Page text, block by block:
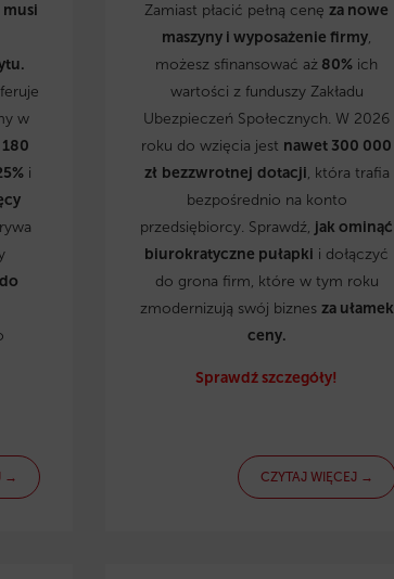
musi
w
i
→
Zamiast płacić pełną cenęza nowe
maszyny i wyposażenie firmy,
możesz sfinansować aż 80% ich
wartości z funduszy Zakładu
Ubezpieczeń Społecznych. W 2026
roku do wzięcia jest nawet 300 000
zł bezzwrotnej dotacji, która trafia
bezpośrednio na konto
przedsiębiorcy. Sprawdź, jak ominąć
biurokratyczne pułapki i dołączyć
do grona firm, które w tym roku
zmodernizują swój biznes za ułamek
ceny.
Sprawdź szczegóły!
CZYTAJ WIĘCEJ →